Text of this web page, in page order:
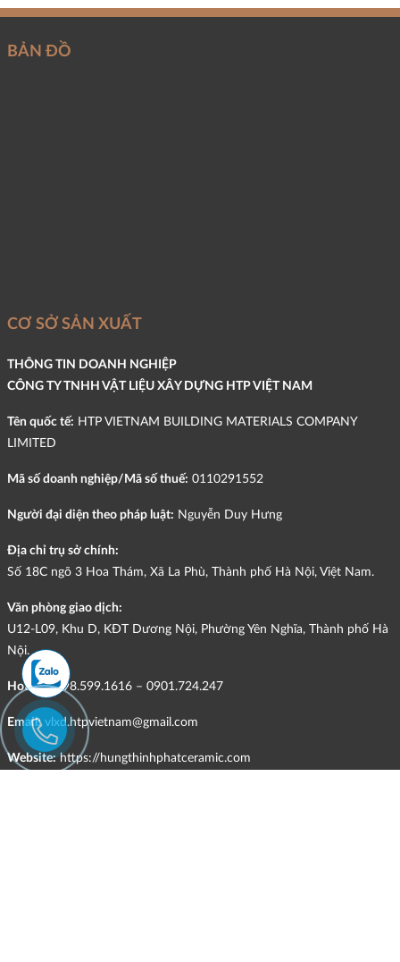
BẢN ĐỒ
CƠ SỞ SẢN XUẤT
THÔNG TIN DOANH NGHIỆP
CÔNG TY TNHH VẬT LIỆU XÂY DỰNG HTP VIỆT NAM
Tên quốc tế: HTP VIETNAM BUILDING MATERIALS COMPANY
LIMITED
Mã số doanh nghiệp/Mã số thuế: 0110291552
Người đại diện theo pháp luật: Nguyễn Duy Hưng
Địa chỉ trụ sở chính:
Số 18C ngõ 3 Hoa Thám, Xã La Phù, Thành phố Hà Nội, Việt Nam.
Văn phòng giao dịch:
U12-L09, Khu D, KĐT Dương Nội, Phường Yên Nghĩa, Thành phố Hà
Nội.
Hotline:098.599.1616 – 0901.724.247
Email: vlxd.htpvietnam@gmail.com
Website: https://hungthinhphatceramic.com